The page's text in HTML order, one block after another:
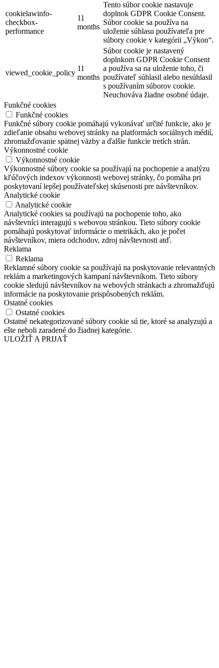
cookielawinfo-
checkbox-
performance
11
months
Tento súbor cookie nastavuje
doplnok GDPR Cookie Consent.
Súbor cookie sa používa na
uloženie súhlasu používateľa pre
súbory cookie v kategórii „Výkon“.
viewed_cookie_policy
11
months
Súbor cookie je nastavený
doplnkom GDPR Cookie Consent
a používa sa na uloženie toho, či
používateľ súhlasil alebo nesúhlasil
s používaním súborov cookie.
Neuchováva žiadne osobné údaje.
Funkčné cookies
Funkčné cookies
Funkčné súbory cookie pomáhajú vykonávať určité funkcie, ako je
zdieľanie obsahu webovej stránky na platformách sociálnych médií,
zhromažďovanie spätnej väzby a ďalšie funkcie tretích strán.
Výkonnostné cookie
Výkonnostné cookie
Výkonnostné súbory cookie sa používajú na pochopenie a analýzu
kľúčových indexov výkonnosti webovej stránky, čo pomáha pri
poskytovaní lepšej používateľskej skúsenosti pre návštevníkov.
Analytické cookie
Analytické cookie
Analytické cookies sa používajú na pochopenie toho, ako
návštevníci interagujú s webovou stránkou. Tieto súbory cookie
pomáhajú poskytovať informácie o metrikách, ako je počet
návštevníkov, miera odchodov, zdroj návštevnosti atď.
Reklama
Reklama
Reklamné súbory cookie sa používajú na poskytovanie relevantných
reklám a marketingových kampaní návštevníkom. Tieto súbory
cookie sledujú návštevníkov na webových stránkach a zhromažďujú
informácie na poskytovanie prispôsobených reklám.
Ostatné cookies
Ostatné cookies
Ostatné nekategorizované súbory cookie sú tie, ktoré sa analyzujú a
ešte neboli zaradené do žiadnej kategórie.
ULOŽIŤ A PRIJAŤ